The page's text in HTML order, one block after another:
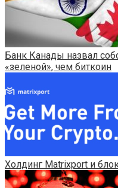
Банк Канады назвал
«зеленой», чем биткоин
​​Холдинг Matrixport и